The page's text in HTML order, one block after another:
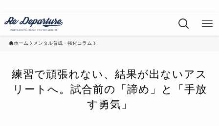
ホーム メンタル育成・強化コラム
練習で頑張れない、結果が出ないアス
リートへ。試合前の「諦め」と「手放
す勇気」